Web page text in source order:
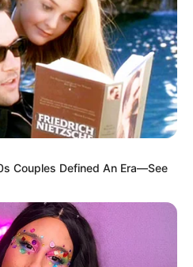
Η επιστήμη θα πρέπει να
ανήκει στους ανθρώπους και
Couples Defined An Era—See